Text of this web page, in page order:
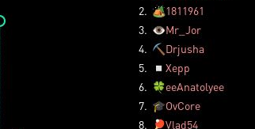
2. 🏕️1811961
3. 👁️Mr_Jor
4. ⛏️ Drjusha
5.
◽ Xepp
6. 🍀eeAnatolyee
7. 🎓OvCore
8.
🏓Vlad54